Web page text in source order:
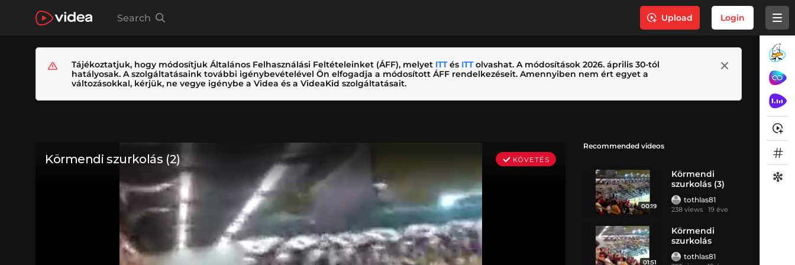
Search Upload Login
Tájékoztatjuk, hogy módosítjuk Általános Felhasználási Feltételeinket (ÁFF), melyet ITTés ITTolvashat. A módosítások 2026. április 30-tól
hatályosak. A szolgáltatásaink további igénybevételével Ön elfogadja a módosított ÁFF rendelkezéseit. Amennyiben nem ért egyet a
változásokkal, kérjük, ne vegye igénybe a Videa és a VideaKid szolgáltatásait.
Recommended videos
00:19
Körmendi
szurkolás (3)
tothlas81
238 views 19 éve
01:51
Körmendi
szurkolás
tothlas81